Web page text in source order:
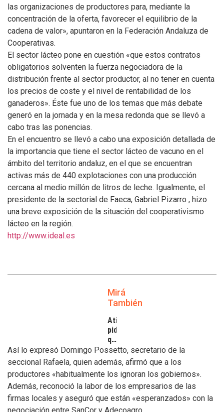
las organizaciones de productores para, mediante la
concentración de la oferta, favorecer el equilibrio de la
cadena de valor», apuntaron en la Federación Andaluza de
Cooperativas.
El sector lácteo pone en cuestión «que estos contratos
obligatorios solventen la fuerza negociadora de la
distribución frente al sector productor, al no tener en cuenta
los precios de coste y el nivel de rentabilidad de los
ganaderos». Éste fue uno de los temas que más debate
generó en la jornada y en la mesa redonda que se llevó a
cabo tras las ponencias.
En el encuentro se llevó a cabo una exposición detallada de
la importancia que tiene el sector lácteo de vacuno en el
ámbito del territorio andaluz, en el que se encuentran
activas más de 440 explotaciones con una producción
cercana al medio millón de litros de leche. Igualmente, el
presidente de la sectorial de Faeca, Gabriel Pizarro , hizo
una breve exposición de la situación del cooperativismo
lácteo en la región.
http://www.ideal.es
Mirá
También
Atilra
pide
que
se
atiendan
inconvenientes
de
los
tamberos
Así lo expresó Domingo Possetto, secretario de la
seccional Rafaela, quien además, afirmó que a los
productores «habitualmente los ignoran los gobiernos».
Además, reconoció la labor de los empresarios de las
firmas locales y aseguró que están «esperanzados» con la